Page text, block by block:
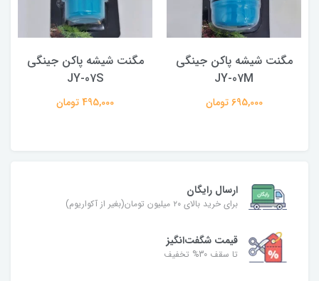
مگنت شیشه پاکن جینگی
JY-07M
695,000 تومان
مگنت شیشه پاکن جینگی
JY-07S
495,000 تومان
ارسال رایگان
برای خرید بالای ۲۰ میلیون تومان(بغیر از آکواریوم)
قیمت شگفت‌انگیز
تا سقف 30% تخفیف